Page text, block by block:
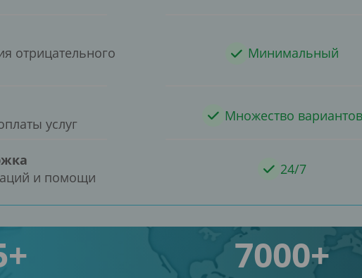
отрицательного
Минимальный
услуг
Множество вариантов
и помощи
24/7
7000+